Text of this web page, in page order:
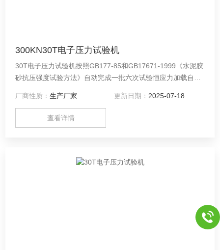
300KN30T电子压力试验机
30T电子压力试验机按照GB177-85和GB17671-1999《水泥胶
砂抗压强度试验方法》自动完成一批六次试验恒应力加载自动
能*、可靠性高、操作方便等特点。主要用于水泥胶砂、混泥土
试块抗压强度试验，亦可用于橡胶垫、瓦砖、金属制品
厂商性质：生产厂家 更新日期： 2025-07-18
查看详情